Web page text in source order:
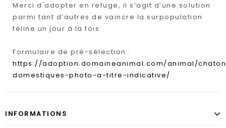
Merci d'adopter en refuge, il s’agit d’une solution
parmi tant d’autres de vaincre la surpopulation
féline un jour à la fois.
Formulaire de pré-sélection :
https://adoption.domaineanimal.com/animal/
domestiques-photo-a-titre-indicative/
INFORMATIONS